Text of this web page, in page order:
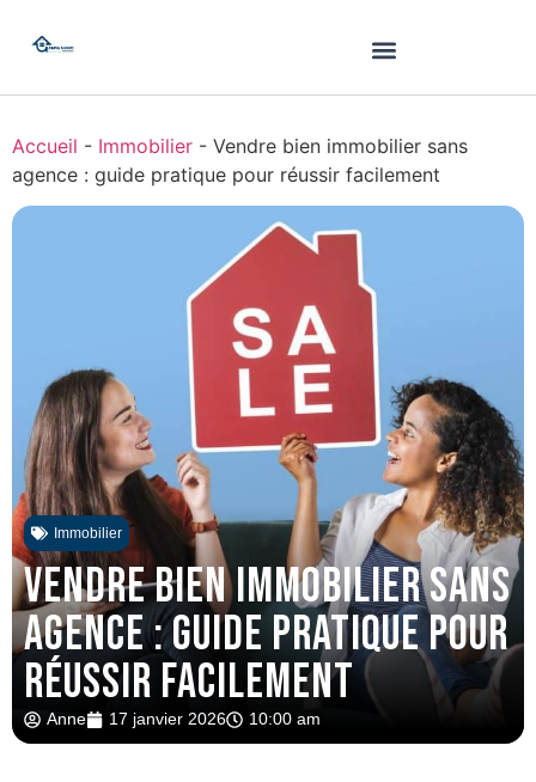
Accueil - Immobilier - Vendre bien immobilier sans
agence : guide pratique pour réussir facilement
Immobilier
Vendre bien immobilier sans
agence : guide pratique pour
réussir facilement
Anne 17 janvier 2026 10:00 am